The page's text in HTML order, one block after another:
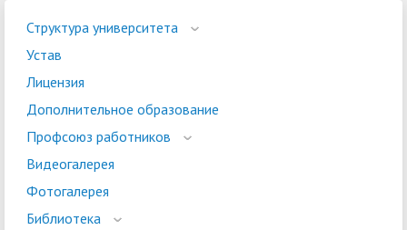
Структура университета
Устав
Лицензия
Дополнительное образование
Профсоюз работников
Видеогалерея
Фотогалерея
Библиотека